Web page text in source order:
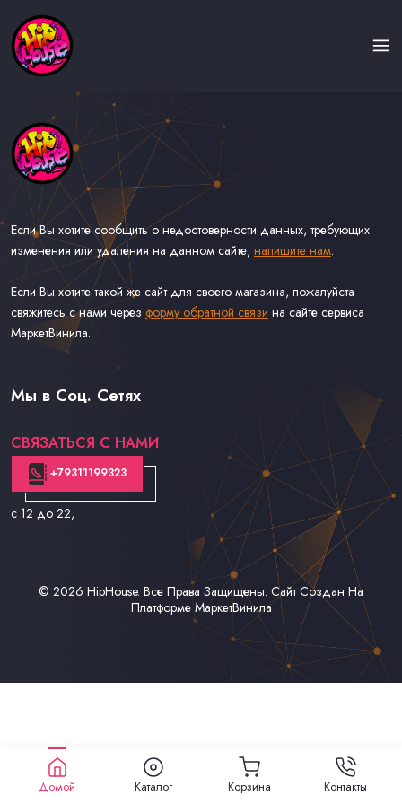
Если Вы хотите сообщить о недостоверности данных, требующих
изменения или удаления на данном сайте, напишите нам.
Если Вы хотите такой же сайт для своего магазина, пожалуйста
свяжитесь с нами через форму обратной связи на сайте сервиса
МаркетВинила.
Каталог Музыки на Виниле В Наличии
Доставка и Оплата
Мы в Соц. Сетях
СВЯЗАТЬСЯ С НАМИ
+79311199323
с 12 до 22,
© 2026 HipHouse. Все Права Защищены. Сайт Создан На
Платформе МаркетВинила
Домой Каталог Корзина Контакты